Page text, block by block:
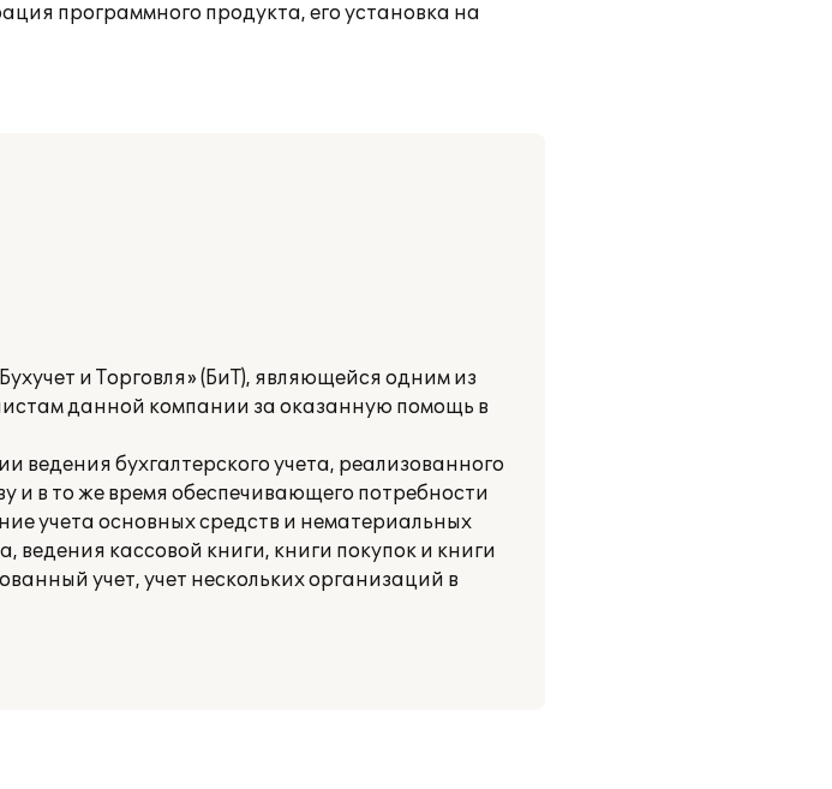
программного продукта, его установка на
и Торговля» (БиТ), являющейся одним из
данной компании за оказанную помощь в
бухгалтерского учета, реализованного
и в то же время обеспечивающего потребности
учета основных средств и нематериальных
кассовой книги, книги покупок и книги
учет, учет нескольких организаций в